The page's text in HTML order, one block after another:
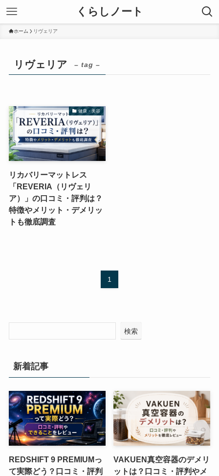
くらしノート
ホーム リヴェリア
リヴェリア – tag –
健康・美容
リカバリーマットレス
「REVERIA（リヴェリ
ア）」の口コミ・評判は？
特徴やメリット・デメリッ
トも徹底調査
1
検索
新着記事
REDSHIFT 9 PREMIUMっ
て実際どう？口コミ・評判
VAKUEN真空容器のデメリ
ットは？口コミ・評判やメ